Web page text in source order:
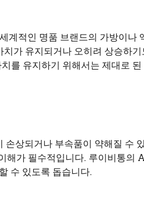
계적인 명품 브랜드의 가방이나
가 유지되거나 오히려 상승하기
를 유지하기 위해서는 제대로 된
상되거나 부속품이 약해질 수
해가 필수적입니다. 루이비통의
수 있도록 돕습니다.